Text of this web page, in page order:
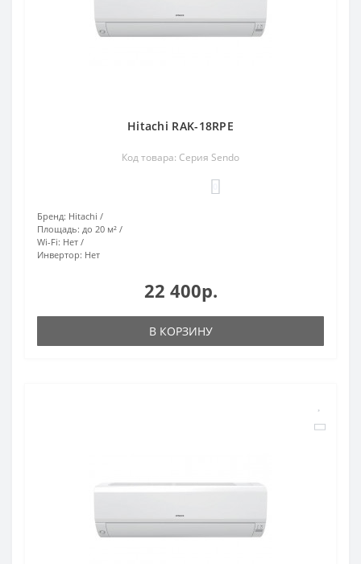
Hitachi RAK-18RPE
Код товара: Серия Sendo
Бренд: Hitachi
Площадь: до 20 м²
Wi-Fi: Нет
Инвертор: Нет
22 400р.
В КОРЗИНУ